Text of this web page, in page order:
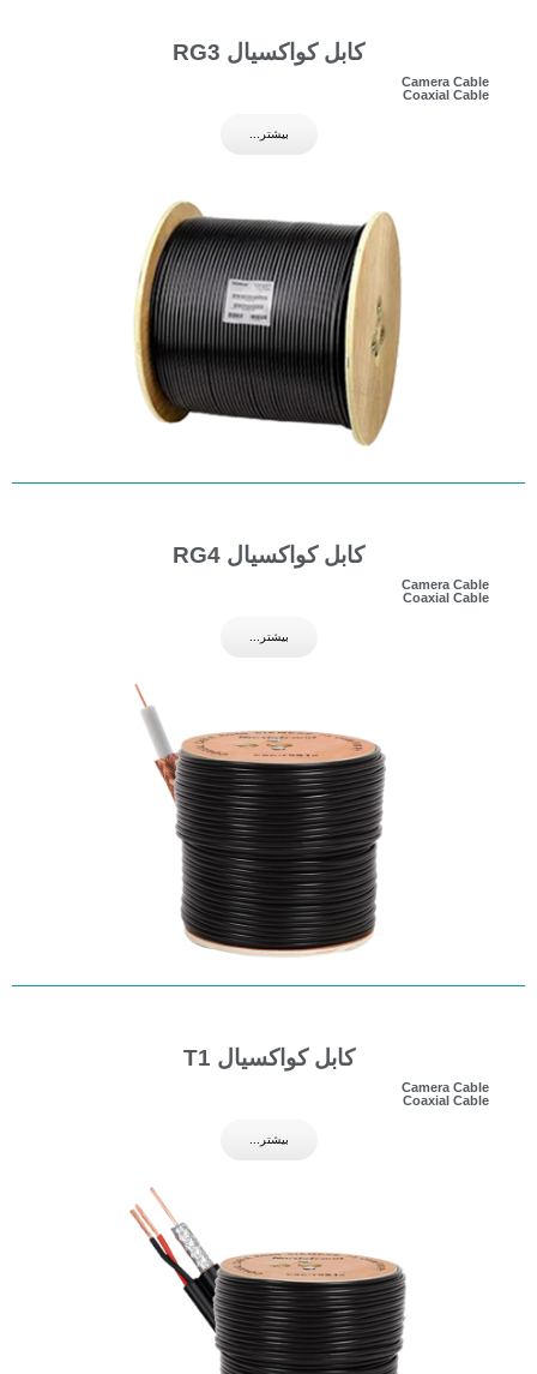
کابل کواکسیال RG3
Camera Cable
Coaxial Cable
بیشتر...
کابل کواکسیال RG4
Camera Cable
Coaxial Cable
بیشتر...
کابل کواکسیال T1
Camera Cable
Coaxial Cable
بیشتر...